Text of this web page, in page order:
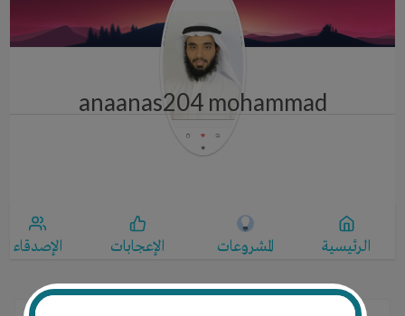
anaanas204 mohammad
الرئيسية المشروعات الإعجابات الإصدقاء